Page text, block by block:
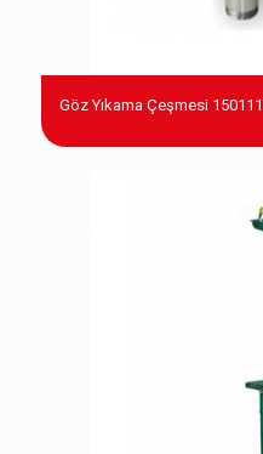
Göz Yıkama Çeşmesi